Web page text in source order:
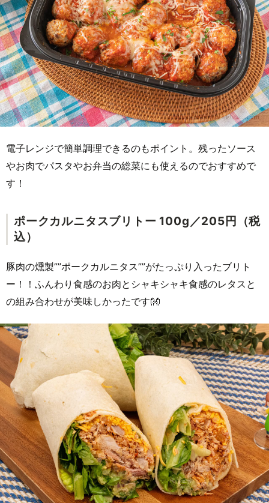
電子レンジで簡単調理できるのもポイント。残ったソース
やお肉でパスタやお弁当の総菜にも使えるのでおすすめで
す！
ポークカルニタスブリトー 100g／205円（税
込）
豚肉の燻製””ポークカルニタス””がたっぷり入ったブリト
ー！！ふんわり食感のお肉とシャキシャキ食感のレタスと
の組み合わせが美味しかったです👐